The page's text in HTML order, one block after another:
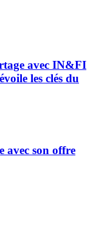
avec IN&FI
les clés du
avec son offre